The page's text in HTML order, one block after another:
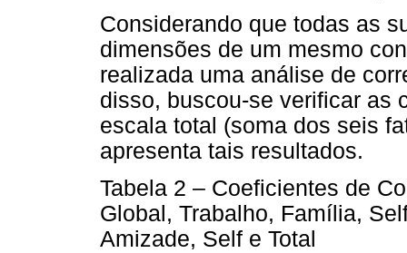
Considerando que todas as
dimensões de um mesmo
realizada uma análise de
disso, buscou-se verificar as
escala total (soma dos seis
apresenta tais resultados.
Tabela 2 – Coeficientes de
Global, Trabalho, Família,
Amizade, Self e Total